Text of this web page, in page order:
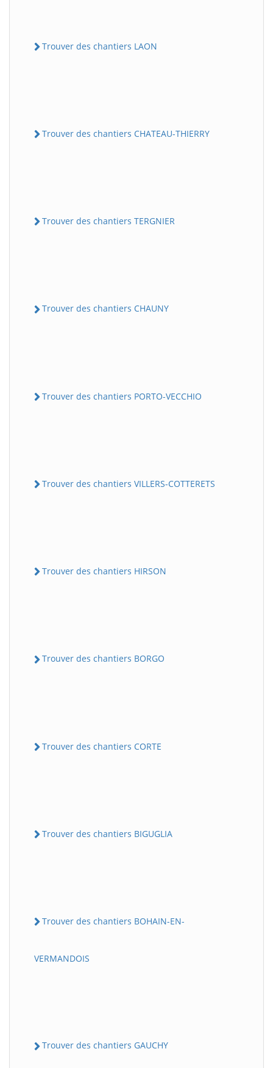
Trouver des chantiers LAON
Trouver des chantiers CHATEAU-THIERRY
Trouver des chantiers TERGNIER
Trouver des chantiers CHAUNY
Trouver des chantiers PORTO-VECCHIO
Trouver des chantiers VILLERS-COTTERETS
Trouver des chantiers HIRSON
Trouver des chantiers BORGO
Trouver des chantiers CORTE
Trouver des chantiers BIGUGLIA
Trouver des chantiers BOHAIN-EN-
VERMANDOIS
Trouver des chantiers GAUCHY